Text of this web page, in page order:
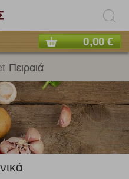
0,00 €
Πειραιά